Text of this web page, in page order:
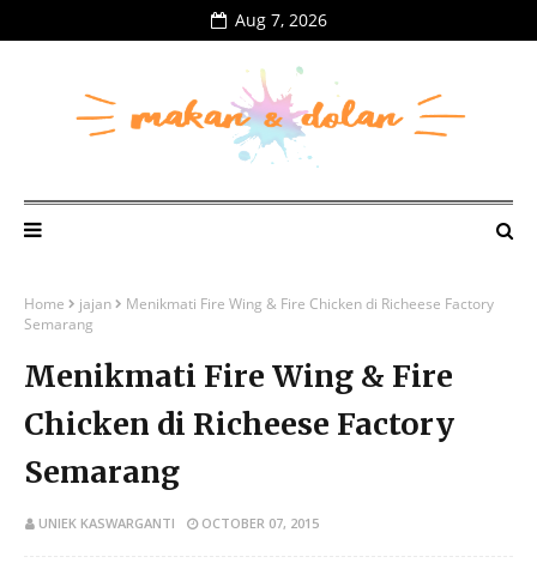
Aug 7, 2026
Home jajan
Menikmati Fire Wing & Fire Chicken di Richeese Factory
Semarang
Menikmati Fire Wing & Fire
Chicken di Richeese Factory
Semarang
UNIEK KASWARGANTI OCTOBER 07, 2015